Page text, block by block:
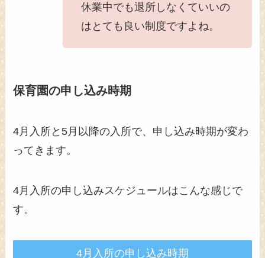
休業中でも退所しなくていいの
はとても良い制度ですよね。
保育園の申し込み時期
4月入所と5月以降の入所で、申し込み時期が変わ
ってきます。
4月入所の申し込みスケジュールはこんな感じで
す。
4月入所の申し込み時期